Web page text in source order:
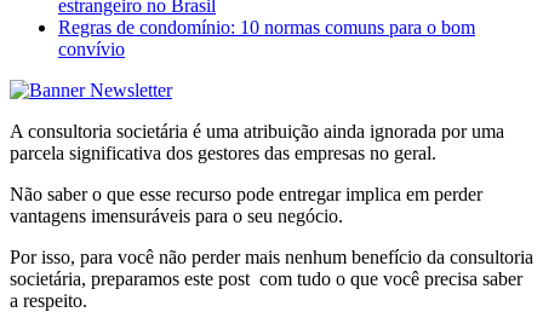
estrangeiro no Brasil
Regras de condomínio: 10 normas comuns para o bom
convívio
A consultoria societária é uma atribuição ainda ignorada por uma
parcela significativa dos gestores das empresas no geral.
Não saber o que esse recurso pode entregar implica em perder
vantagens imensuráveis para o seu negócio.
Por isso, para você não perder mais nenhum benefício da consultoria
societária, preparamos este post com tudo o que você precisa saber
a respeito.